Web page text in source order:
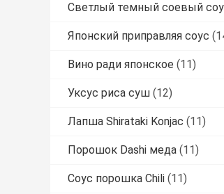
Светлый темный соевый
Японский приправляя соус
Вино ради японское (11)
Уксус риса суш (12)
Лапша Shirataki Konjac (11)
Порошок Dashi меда (11)
Соус порошка Chili (11)